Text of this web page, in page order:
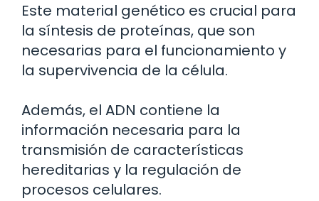
Este material genético es crucial para
la síntesis de proteínas, que son
necesarias para el funcionamiento y
la supervivencia de la célula.
Además, el ADN contiene la
información necesaria para la
transmisión de características
hereditarias y la regulación de
procesos celulares.